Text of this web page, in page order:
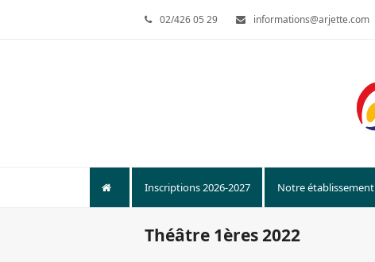
02/426 05 29 informations@arjette.com
Inscriptions 2026-2027 Notre établissement
Théâtre 1ères 2022